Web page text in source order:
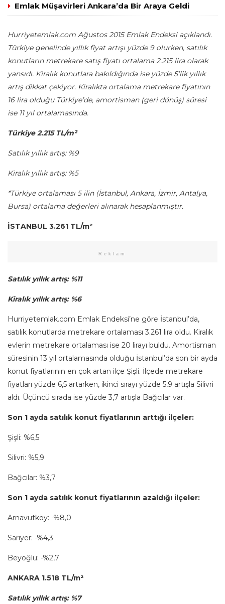
Emlak Müşavirleri Ankara’da Bir Araya Geldi
Hurriyetemlak.com Ağustos 2015 Emlak Endeksi açıklandı.
Türkiye genelinde yıllık fiyat artışı yüzde 9 olurken, satılık
konutların metrekare satış fiyatı ortalama 2.215 lira olarak
yansıdı. Kiralık konutlara bakıldığında ise yüzde 5’lik yıllık
artış dikkat çekiyor. Kiralıkta ortalama metrekare fiyatının
16 lira olduğu Türkiye’de, amortisman (geri dönüş) süresi
ise 11 yıl ortalamasında.
Türkiye 2.215 TL/m²
Satılık yıllık artış: %9
Kiralık yıllık artış: %5
*Türkiye ortalaması 5 ilin (İstanbul, Ankara, İzmir, Antalya,
Bursa) ortalama değerleri alınarak hesaplanmıştır.
İSTANBUL 3.261 TL/m²
Reklam
Satılık yıllık artış: %11
Kiralık yıllık artış: %6
Hurriyetemlak.com Emlak Endeksi’ne göre İstanbul’da,
satılık konutlarda metrekare ortalaması 3.261 lira oldu. Kiralık
evlerin metrekare ortalaması ise 20 lirayı buldu. Amortisman
süresinin 13 yıl ortalamasında olduğu İstanbul’da son bir ayda
konut fiyatlarının en çok artan ilçe Şişli. İlçede metrekare
fiyatları yüzde 6,5 artarken, ikinci sırayı yüzde 5,9 artışla Silivri
aldı. Üçüncü sırada ise yüzde 3,7 artışla Bağcılar var.
Son 1 ayda satılık konut fiyatlarının arttığı ilçeler:
Şişli: %6,5
Silivri: %5,9
Bağcılar: %3,7
Son 1 ayda satılık konut fiyatlarının azaldığı ilçeler:
Arnavutköy: -%8,0
Sarıyer: -%4,3
Beyoğlu: -%2,7
ANKARA 1.518 TL/m²
Satılık yıllık artış: %7